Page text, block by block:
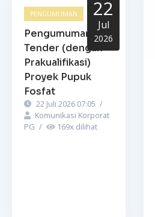
22
Jul
2026
PENGUMUMAN
Pengumuman
Tender (dengan
Prakualifikasi)
Proyek Pupuk
Fosfat
22 Juli 2026 07:05 /
Komunikasi Korporat
PG / 169x dilihat